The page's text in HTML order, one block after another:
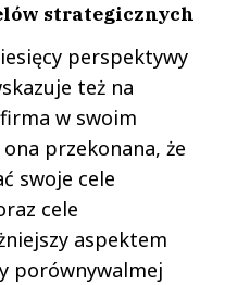
strategicznych
perspektywy
też na
w swoim
przekonana, że
swoje cele
cele
aspektem
porównywalmej